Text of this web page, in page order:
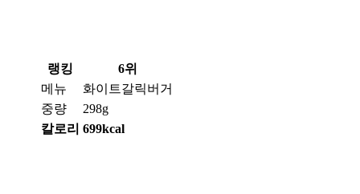
랭킹
6위
메뉴
화이트갈릭버거
중량
298g
칼로리 699kcal